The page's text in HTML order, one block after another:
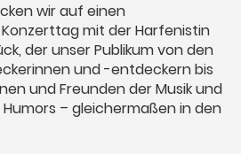
wir auf einen
mit der Harfenistin
der unser Publikum von den
und -entdeckern bis
und Freunden der Musik und
– gleichermaßen in den